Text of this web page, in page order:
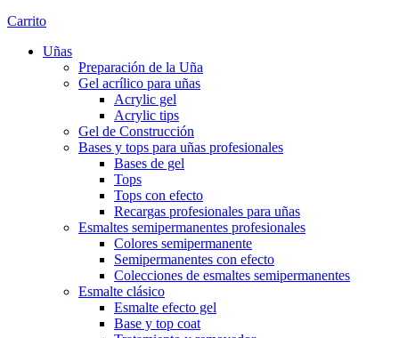
Carrito
Uñas
Preparación de la Uña
Gel acrílico para uñas
Acrylic gel
Acrylic tips
Gel de Construcción
Bases y tops para uñas profesionales
Bases de gel
Tops
Tops con efecto
Recargas profesionales para uñas
Esmaltes semipermanentes profesionales
Colores semipermanente
Semipermanentes con efecto
Colecciones de esmaltes semipermanentes
Esmalte clásico
Esmalte efecto gel
Base y top coat